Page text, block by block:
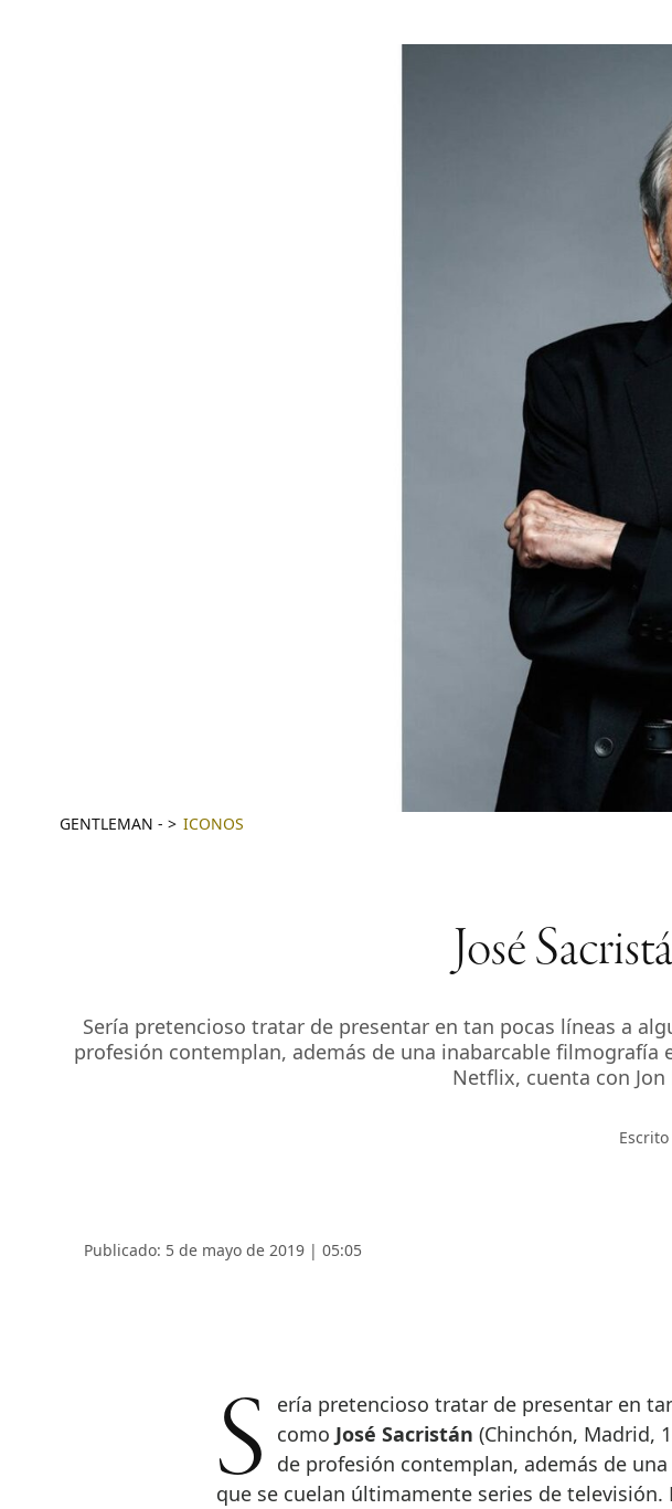
GENTLEMAN - ICONOS
José
Sería pretencioso tratar de presentar en tan pocas líneas a
profesión contemplan, además de una inabarcable filmografía
Netflix, cuenta con
Publicado: 5 de mayo de 2019 | 05:05
Sería pretencioso tratar de presentar en tan pocas líneas a alguien como José Sacristán (Chinchón, Madrid,
de profesión contemplan, además de
que se cuelan últimamente series de televisión.